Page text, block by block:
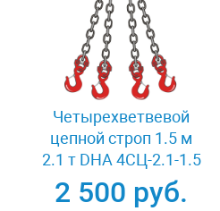
Четырехветвевой
цепной строп 1.5 м
2.1 т DHA 4СЦ-2.1-1.5
2 500 руб.